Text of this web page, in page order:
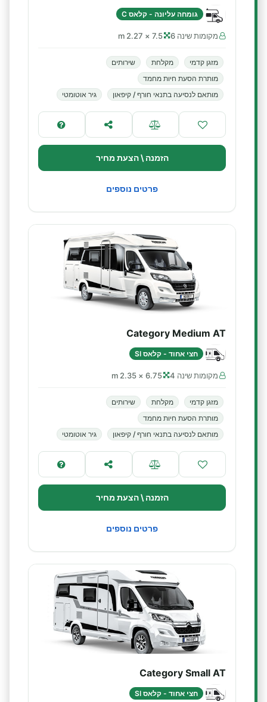
גומחה עליונה - קלאס C
מקומות שינה 6 7.5 × 2.27 m
מזגן קדמי מקלחת
שירותים
מותרת הסעת חיות מחמד
מותאם לנסיעה בתנאי חורף / קיפאון
גיר אוטומטי
הזמנה \ הצעת מחיר
פרטים נוספים
Category Medium AT
חצי אחוד - קלאס SI
מקומות שינה 4 6.75 × 2.35 m
מזגן קדמי מקלחת
שירותים
מותרת הסעת חיות מחמד
מותאם לנסיעה בתנאי חורף / קיפאון
גיר אוטומטי
הזמנה \ הצעת מחיר
פרטים נוספים
Category Small AT
חצי אחוד - קלאס SI